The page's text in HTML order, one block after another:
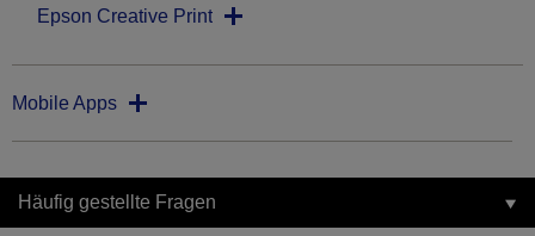
Epson Creative Print
Mobile Apps
Häufig gestellte Fragen